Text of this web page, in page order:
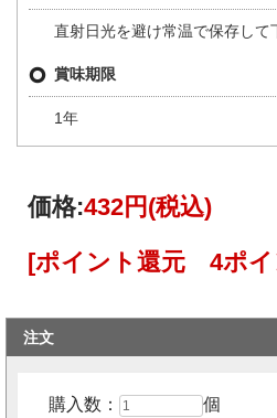
直射日光を避け常温で保存して
賞味期限
1年
価格:432円 (税込)
[ポイント還元 4ポイ
注文
購入数： 個